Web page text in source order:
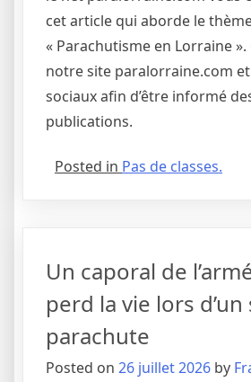
cet article qui aborde le
« Parachutisme en Lorraine ».
notre site paralorraine.com
sociaux afin d’être informé
publications.
Posted in Pas de classes.
Un caporal de
perd la vie lors
parachute
Posted on 26 juillet 2026 by